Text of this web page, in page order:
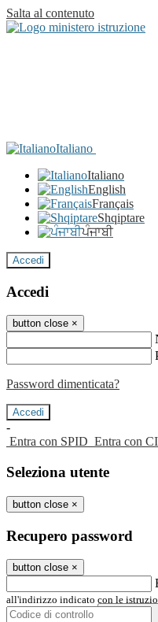
Salta al contenuto
Italiano
Italiano
English
Français
Shqiptare
ਪੰਜਾਬੀ
Accedi
Accedi
button close ×
Password dimenticata?
-
Entra con SPID Entra con
Seleziona utente
button close ×
Recupero password
button close ×
all'indirizzo indicato con le